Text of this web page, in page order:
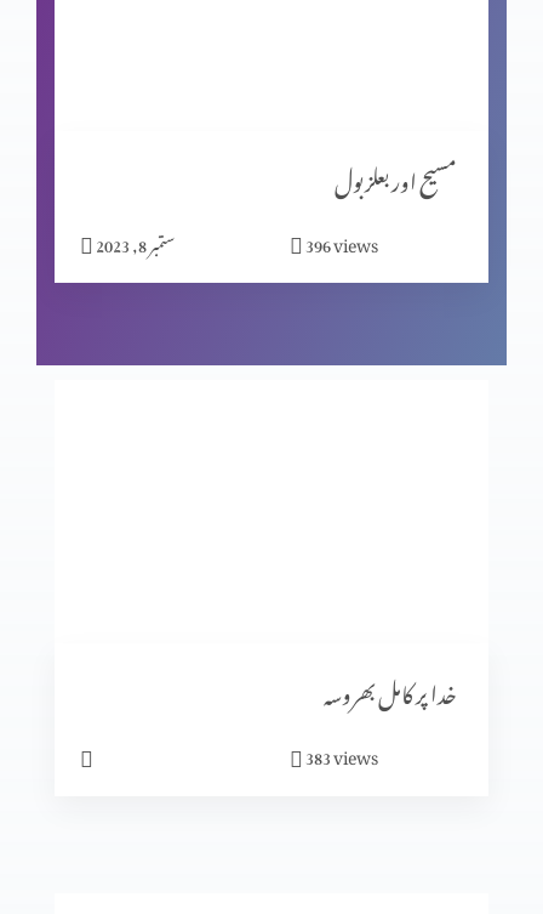
مبارکبادیاں اور افسوس
شاگردوں کا چیناؤ
یسوع کی الوہیت کا ظاہر ہونا (حصہ 2)
مسیح اور بعلزبول
ستمبر 8, 2023 396views
خدا پر کامل بھروسہ
383views